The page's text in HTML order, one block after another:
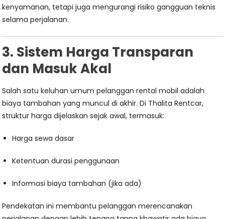
kenyamanan, tetapi juga mengurangi risiko gangguan teknis
selama perjalanan.
3. Sistem Harga Transparan
dan Masuk Akal
Salah satu keluhan umum pelanggan rental mobil adalah
biaya tambahan yang muncul di akhir. Di Thalita Rentcar,
struktur harga dijelaskan sejak awal, termasuk:
Harga sewa dasar
Ketentuan durasi penggunaan
Informasi biaya tambahan (jika ada)
Pendekatan ini membantu pelanggan merencanakan